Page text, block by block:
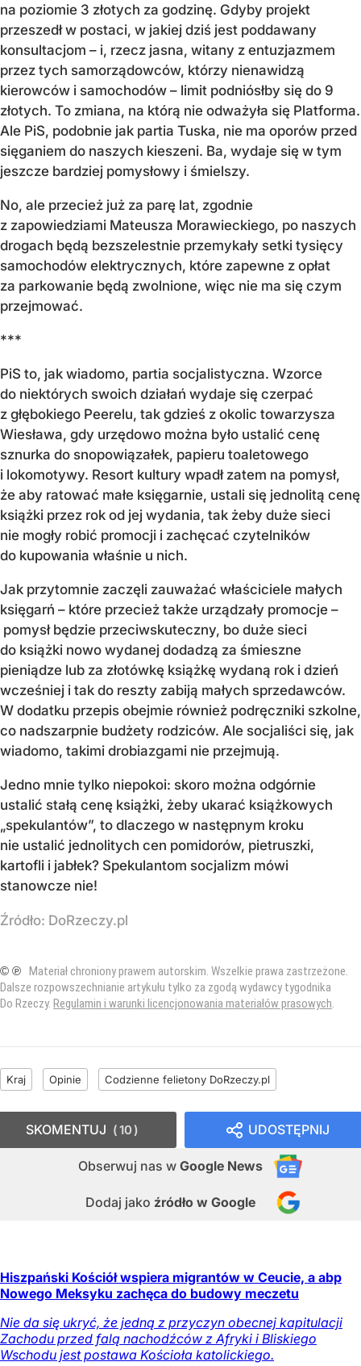
na poziomie 3 złotych za godzinę. Gdyby projekt
przeszedł w postaci, w jakiej dziś jest poddawany
konsultacjom – i, rzecz jasna, witany z entuzjazmem
przez tych samorządowców, którzy nienawidzą
kierowców i samochodów – limit podniósłby się do 9
złotych. To zmiana, na którą nie odważyła się Platforma.
Ale PiS, podobnie jak partia Tuska, nie ma oporów przed
sięganiem do naszych kieszeni. Ba, wydaje się w tym
jeszcze bardziej pomysłowy i śmielszy.
No, ale przecież już za parę lat, zgodnie
z zapowiedziami Mateusza Morawieckiego, po naszych
drogach będą bezszelestnie przemykały setki tysięcy
samochodów elektrycznych, które zapewne z opłat
za parkowanie będą zwolnione, więc nie ma się czym
przejmować.
***
PiS to, jak wiadomo, partia socjalistyczna. Wzorce
do niektórych swoich działań wydaje się czerpać
z głębokiego Peerelu, tak gdzieś z okolic towarzysza
Wiesława, gdy urzędowo można było ustalić cenę
sznurka do snopowiązałek, papieru toaletowego
i lokomotywy. Resort kultury wpadł zatem na pomysł,
że aby ratować małe księgarnie, ustali się jednolitą cenę
książki przez rok od jej wydania, tak żeby duże sieci
nie mogły robić promocji i zachęcać czytelników
do kupowania właśnie u nich.
Jak przytomnie zaczęli zauważać właściciele małych
księgarń – które przecież także urządzały promocje –
pomysł będzie przeciwskuteczny, bo duże sieci
do książki nowo wydanej dodadzą za śmieszne
pieniądze lub za złotówkę książkę wydaną rok i dzień
wcześniej i tak do reszty zabiją małych sprzedawców.
W dodatku przepis obejmie również podręczniki szkolne,
co nadszarpnie budżety rodziców. Ale socjaliści się, jak
wiadomo, takimi drobiazgami nie przejmują.
Jedno mnie tylko niepokoi: skoro można odgórnie
ustalić stałą cenę książki, żeby ukarać książkowych
„spekulantów”, to dlaczego w następnym kroku
nie ustalić jednolitych cen pomidorów, pietruszki,
kartofli i jabłek? Spekulantom socjalizm mówi
stanowcze nie!
Źródło: DoRzeczy.pl
© ℗ Materiał chroniony prawem autorskim. Wszelkie prawa zastrzeżone.
Dalsze rozpowszechnianie artykułu tylko za zgodą wydawcy tygodnika
Do Rzeczy. Regulamin i warunki licencjonowania materiałów prasowych.
Kraj Opinie Codzienne felietony DoRzeczy.pl
UDOSTĘPNIJ
Obserwuj nas w Google News
Dodaj jako źródło w Google
SKOMENTUJ 10
Hiszpański Kościół wspiera migrantów w Ceucie, a abp
Nowego Meksyku zachęca do budowy meczetu
Nie da się ukryć, że jedną z przyczyn obecnej kapitulacji
Zachodu przed falą nachodźców z Afryki i Bliskiego
Wschodu jest postawa Kościoła katolickiego.